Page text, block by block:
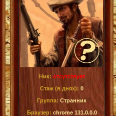
Ник: отсутствует
Стаж (в днях): 0
Группа: Странник
Браузер: chrome 131.0.0.0